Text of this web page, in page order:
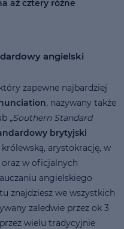
aż cztery różne
angielski
zapewne najbardziej
, nazywany także
„Southern Standard
brytyjski
arystokrację, w
w oficjalnych
angielskiego
znajdziesz we wszystkich
zaledwie przez ok 3
wielu tradycyjnie